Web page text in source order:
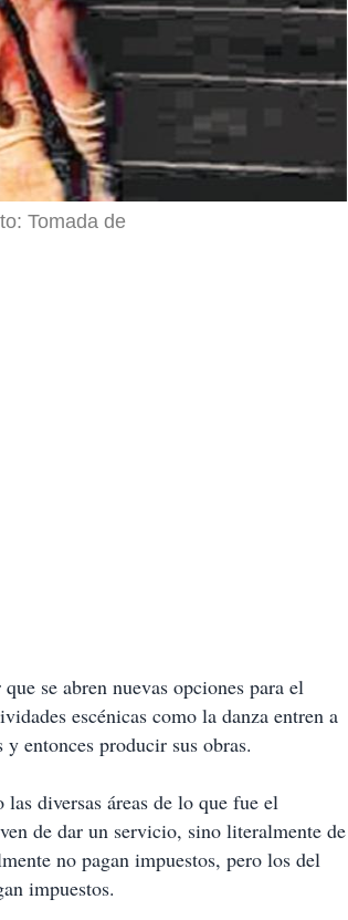
Tomada de
se abren nuevas opciones para el
escénicas como la danza entren a
entonces producir sus obras.
diversas áreas de lo que fue el
de dar un servicio, sino literalmente de
no pagan impuestos, pero los del
impuestos.